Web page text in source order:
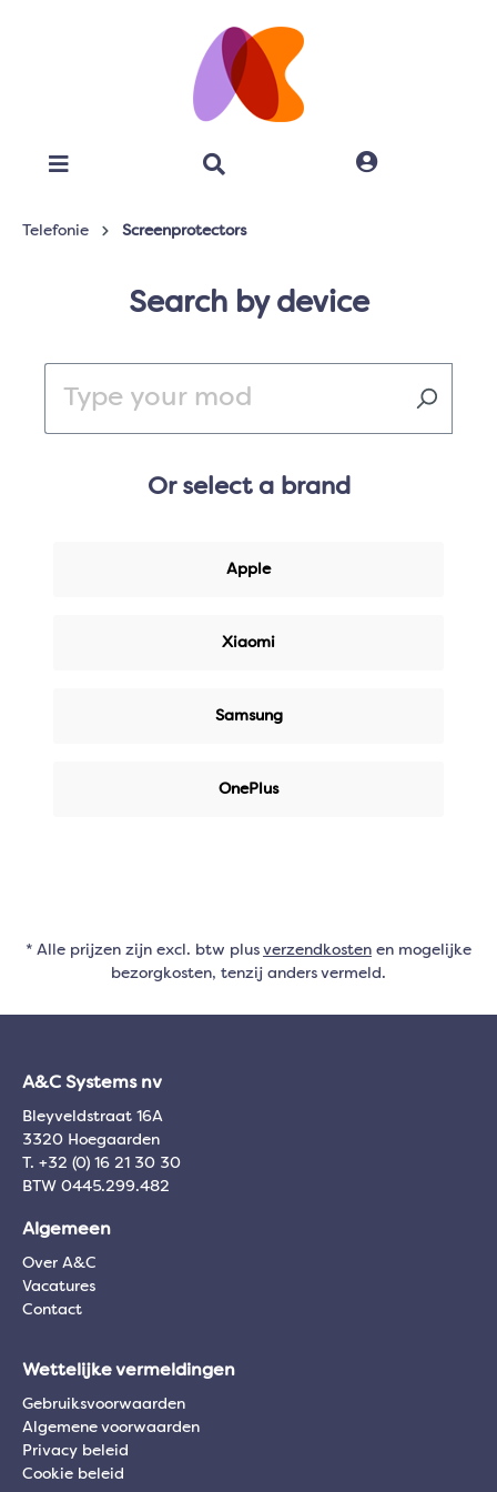
Telefonie Screenprotectors
Search by device
Or select a brand
Apple
Xiaomi
Samsung
OnePlus
* Alle prijzen zijn excl. btw plus verzendkosten en mogelijke
bezorgkosten, tenzij anders vermeld.
A&C Systems nv
Bleyveldstraat 16A
3320 Hoegaarden
T. +32 (0) 16 21 30 30
BTW 0445.299.482
Algemeen
Over A&C
Vacatures
Contact
Wettelijke vermeldingen
Gebruiksvoorwaarden
Algemene voorwaarden
Privacy beleid
Cookie beleid